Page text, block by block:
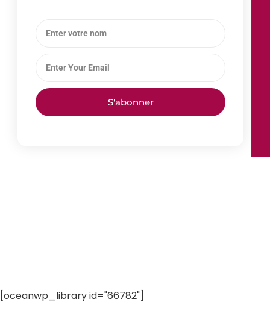
S'abonner
[oceanwp_library id="66782"]